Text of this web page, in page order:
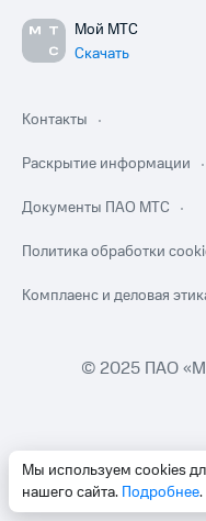
Мы используем cookies
нашего сайта. Подробнее.
Мой МТС
Скачать
Контакты
Раскрытие информации
Документы ПАО МТС
Политика обработки
Комплаенс и деловая
© 2025 ПАО